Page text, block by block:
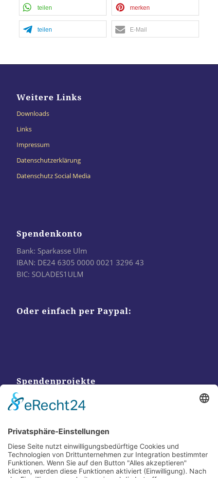
teilen merken
teilen E-Mail
Weitere Links
Downloads
Links
Impressum
Datenschutzerklärung
Datenschutz Social Media
Spendenkonto
Bank: Sparkasse Ulm
IBAN: DE24 6305 0000 0021 3296 43
BIC: SOLADES1ULM
Oder einfach per Paypal:
Spendenprojekte